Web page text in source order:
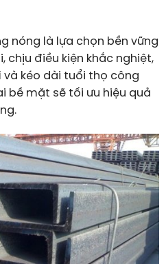
nóng là lựa chọn bền vững
chịu điều kiện khắc nghiệt,
kéo dài tuổi thọ công
bề mặt sẽ tối ưu hiệu quả